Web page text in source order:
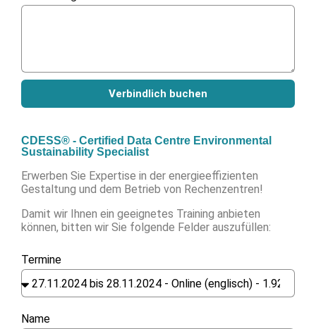
Verbindlich buchen
CDESS® - Certified Data Centre Environmental
Sustainability Specialist
Erwerben Sie Expertise in der energieeffizienten
Gestaltung und dem Betrieb von Rechenzentren!
Damit wir Ihnen ein geeignetes Training anbieten
können, bitten wir Sie folgende Felder auszufüllen:
Termine
Name